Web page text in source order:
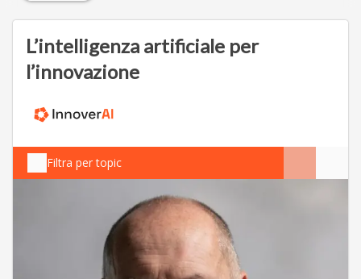
L’intelligenza artificiale per
l’innovazione
Filtra per topic